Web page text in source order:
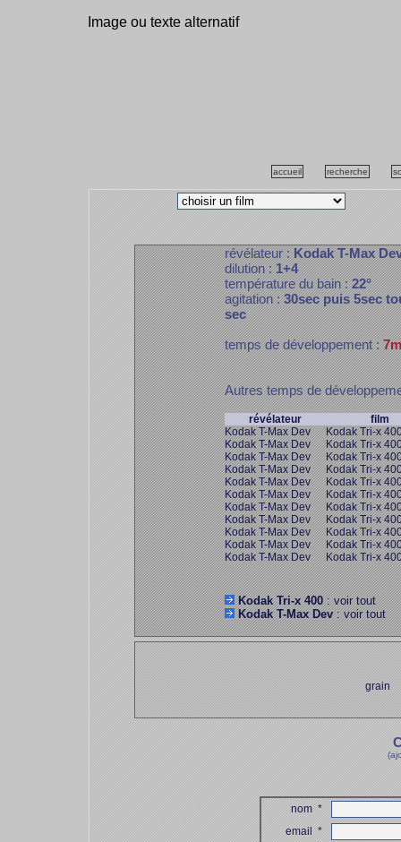
Image ou texte alternatif
accueil recherche
révélateur :Kodak T-Max
dilution :1+4
température du bain :22°
agitation :30sec puis 5sec
sec
temps de développement :
Autres temps de
révélateur
film
Kodak T-Max Dev
Kodak Tri-x
Kodak T-Max Dev
Kodak Tri-x
Kodak T-Max Dev
Kodak Tri-x
Kodak T-Max Dev
Kodak Tri-x
Kodak T-Max Dev
Kodak Tri-x
Kodak T-Max Dev
Kodak Tri-x
Kodak T-Max Dev
Kodak Tri-x
Kodak T-Max Dev
Kodak Tri-x
Kodak T-Max Dev
Kodak Tri-x
Kodak T-Max Dev
Kodak Tri-x
Kodak T-Max Dev
Kodak Tri-x
Kodak Tri-x 400: voir tout
Kodak T-Max Dev: voir tout
grain
nom*
email*